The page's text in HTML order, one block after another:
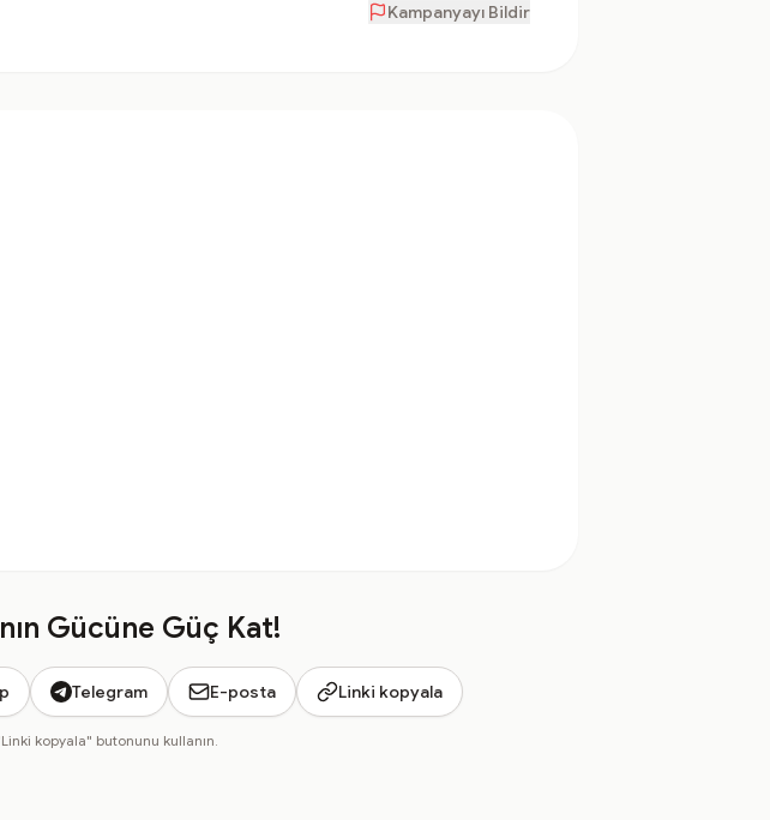
Kampanyayı Bildir
Gücüne Güç Kat!
Telegram E-posta Linki kopyala
kopyala" butonunu kullanın.